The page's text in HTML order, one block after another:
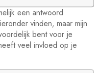
een antwoord
vinden, maar mijn
bent voor je
veel invloed op je